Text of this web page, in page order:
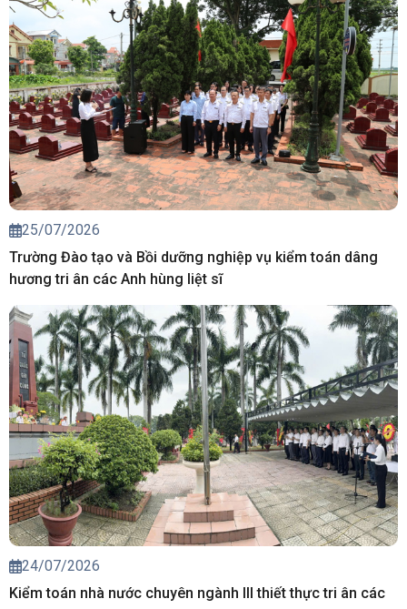
25/07/2026
Trường Đào tạo và Bồi dưỡng nghiệp vụ kiểm toán dâng
hương tri ân các Anh hùng liệt sĩ
24/07/2026
Kiểm toán nhà nước chuyên ngành III thiết thực tri ân các